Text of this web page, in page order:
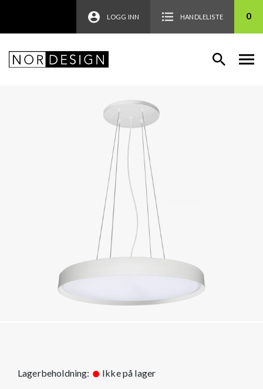
LOGG INN HANDLELISTE 0
Lagerbeholdning: Ikke på lager